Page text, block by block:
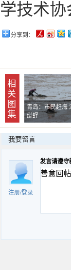
学技术协
分享到：
相
关
图
集
青岛：市民赶海
缢蛏
我要留言
注册/登录
发言请遵守